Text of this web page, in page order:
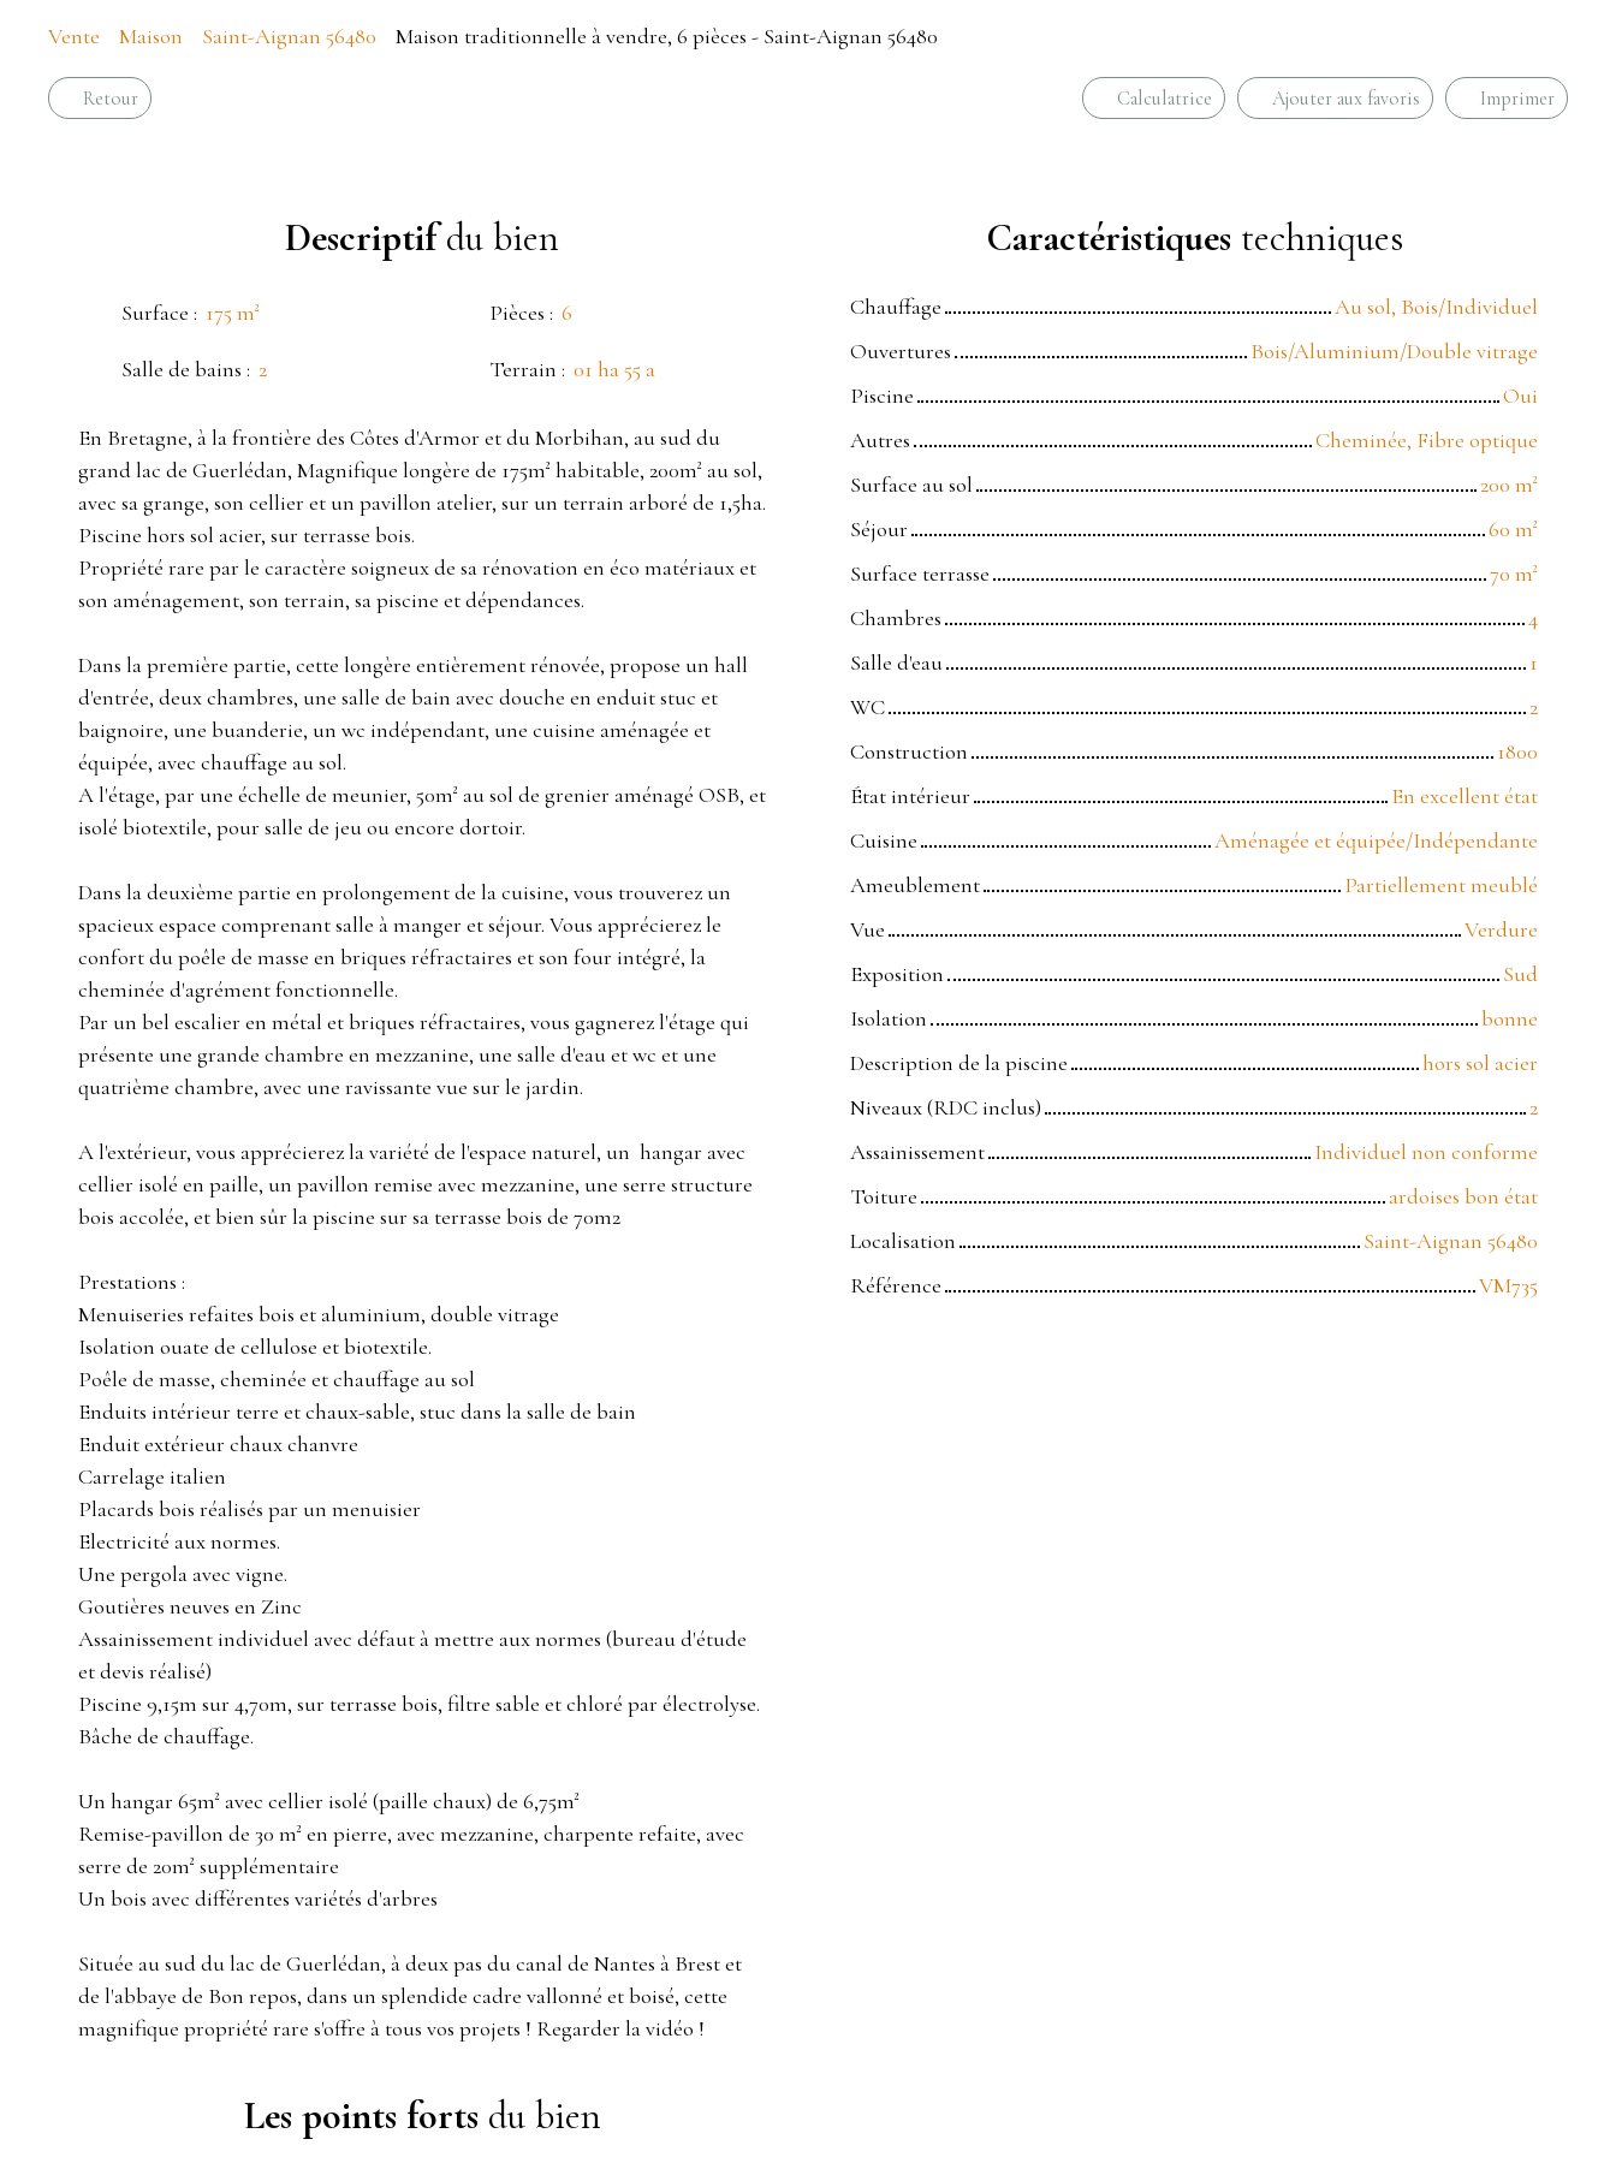
Vente Maison Saint-Aignan 56480 Maison traditionnelle à vendre, 6 pièces - Saint-Aignan 56480
Retour Calculatrice Ajouter aux favoris Imprimer
Descriptifdu bien
Surface : 175 m² Pièces : 6
Salle de bains : 2 Terrain : 01 ha 55 a
En Bretagne, à la frontière des Côtes d'Armor et du Morbihan, au sud du
grand lac de Guerlédan, Magnifique longère de 175m² habitable, 200m² au sol,
avec sa grange, son cellier et un pavillon atelier, sur un terrain arboré de 1,5ha.
Piscine hors sol acier, sur terrasse bois.
Propriété rare par le caractère soigneux de sa rénovation en éco matériaux et
son aménagement, son terrain, sa piscine et dépendances.
Dans la première partie, cette longère entièrement rénovée, propose un hall
d'entrée, deux chambres, une salle de bain avec douche en enduit stuc et
baignoire, une buanderie, un wc indépendant, une cuisine aménagée et
équipée, avec chauffage au sol.
A l'étage, par une échelle de meunier, 50m² au sol de grenier aménagé OSB, et
isolé biotextile, pour salle de jeu ou encore dortoir.
Dans la deuxième partie en prolongement de la cuisine, vous trouverez un
spacieux espace comprenant salle à manger et séjour. Vous apprécierez le
confort du poêle de masse en briques réfractaires et son four intégré, la
cheminée d'agrément fonctionnelle.
Par un bel escalier en métal et briques réfractaires, vous gagnerez l'étage qui
présente une grande chambre en mezzanine, une salle d'eau et wc et une
quatrième chambre, avec une ravissante vue sur le jardin.
A l'extérieur, vous apprécierez la variété de l'espace naturel, un hangar avec
cellier isolé en paille, un pavillon remise avec mezzanine, une serre structure
bois accolée, et bien sûr la piscine sur sa terrasse bois de 70m2
Prestations :
Menuiseries refaites bois et aluminium, double vitrage
Isolation ouate de cellulose et biotextile.
Poêle de masse, cheminée et chauffage au sol
Enduits intérieur terre et chaux-sable, stuc dans la salle de bain
Enduit extérieur chaux chanvre
Carrelage italien
Placards bois réalisés par un menuisier
Electricité aux normes.
Une pergola avec vigne.
Goutières neuves en Zinc
Assainissement individuel avec défaut à mettre aux normes (bureau d'étude
et devis réalisé)
Piscine 9,15m sur 4,70m, sur terrasse bois, filtre sable et chloré par électrolyse.
Bâche de chauffage.
Un hangar 65m² avec cellier isolé (paille chaux) de 6,75m²
Remise-pavillon de 30 m² en pierre, avec mezzanine, charpente refaite, avec
serre de 20m² supplémentaire
Un bois avec différentes variétés d'arbres
Située au sud du lac de Guerlédan, à deux pas du canal de Nantes à Brest et
de l'abbaye de Bon repos, dans un splendide cadre vallonné et boisé, cette
magnifique propriété rare s'offre à tous vos projets ! Regarder la vidéo !
Les points forts du bien
Caractéristiques techniques
Chauffage
Au sol, Bois/Individuel
Ouvertures
Bois/Aluminium/Double vitrage
Piscine
Oui
Autres
Cheminée, Fibre optique
Surface au sol
200 m²
Séjour
60 m²
Surface terrasse
70 m²
Chambres
4
Salle d'eau
1
WC
2
Construction
1800
État intérieur
En excellent état
Cuisine
Aménagée et équipée/Indépendante
Ameublement
Partiellement meublé
Vue
Verdure
Exposition
Sud
Isolation
bonne
Description de la piscine
hors sol acier
Niveaux (RDC inclus)
2
Assainissement
Individuel non conforme
Toiture
ardoises bon état
Localisation
Saint-Aignan 56480
Référence
VM735